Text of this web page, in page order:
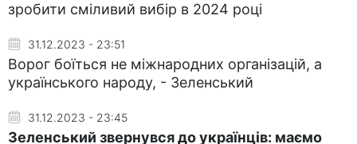
зробити сміливий вибір в 2024 році
31.12.2023 - 23:51
Ворог боїться не міжнародних організацій, а
українського народу, - Зеленський
31.12.2023 - 23:45
Зеленський звернувся до українців: маємо